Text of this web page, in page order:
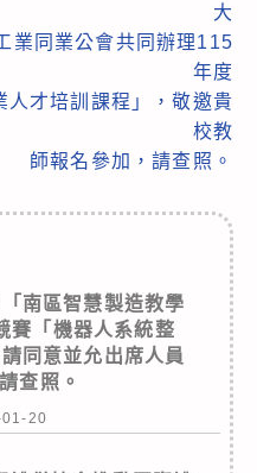
大
業同業公會共同辦理115
年度
人才培訓課程」，敬邀貴
校教
師報名參加，請查照。
南區智慧製造教學
賽「機器人系統整
同意並允出席人員
查照。
20